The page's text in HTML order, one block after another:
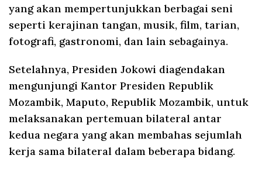
yang akan mempertunjukkan berbagai seni
seperti kerajinan tangan, musik, film, tarian,
fotografi, gastronomi, dan lain sebagainya.
Setelahnya, Presiden Jokowi diagendakan
mengunjungi Kantor Presiden Republik
Mozambik, Maputo, Republik Mozambik, untuk
melaksanakan pertemuan bilateral antar
kedua negara yang akan membahas sejumlah
kerja sama bilateral dalam beberapa bidang.